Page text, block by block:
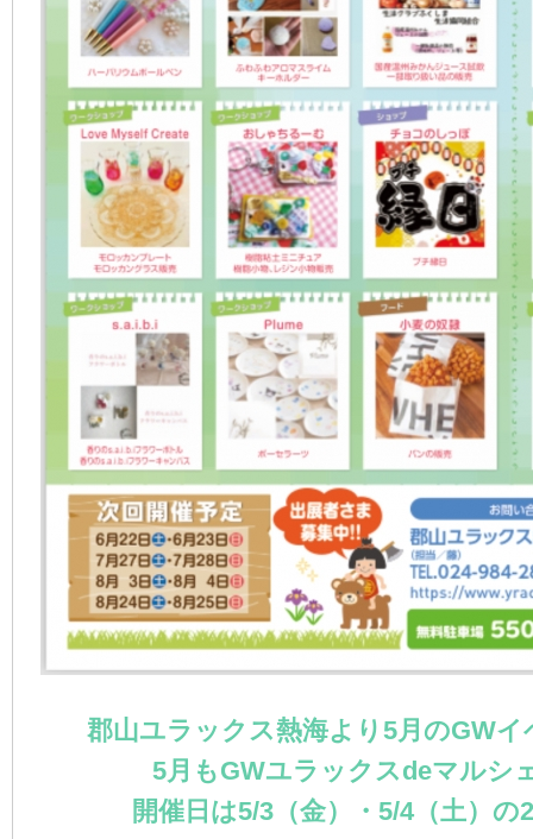
郡山ユラックス熱海より5月のGW
5月もGWユラックスdeマルシ
開催日は5/3（金）・5/4（土）